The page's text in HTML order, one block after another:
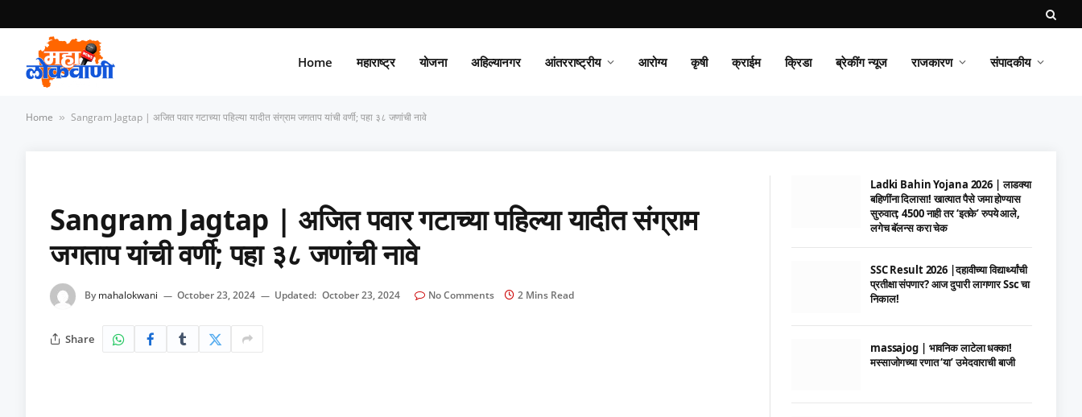
Home महाराष्ट्र योजना अहिल्यानगर आंतरराष्ट्रीय आरोग्य कृषी क्राईम क्रिडा ब्रेकींग न्यूज राजकारण संपादकीय
Home » Sangram Jagtap | अजित पवार गटाच्या पहिल्या यादीत संग्राम जगताप यांची वर्णी; पहा ३८ जणांची नावे
Sangram Jagtap | अजित पवार गटाच्या पहिल्या यादीत संग्राम
जगताप यांची वर्णी; पहा ३८ जणांची नावे
By mahalokwani October 23, 2024 Updated: October 23, 2024 No Comments 2 Mins Read
Share
Ladki Bahin Yojana 2026 | लाडक्या
बहिणींना दिलासा! खात्यात पैसे जमा होण्यास
सुरुवात; 4500 नाही तर ‘इतके’ रुपये आले,
लगेच बॅलन्स करा चेक
SSC Result 2026 |दहावीच्या विद्यार्थ्यांची
प्रतीक्षा संपणार? आज दुपारी लागणार Ssc चा
निकाल!
massajog | भावनिक लाटेला धक्का!
मस्साजोगच्या रणात ‘या’ उमेदवाराची बाजी